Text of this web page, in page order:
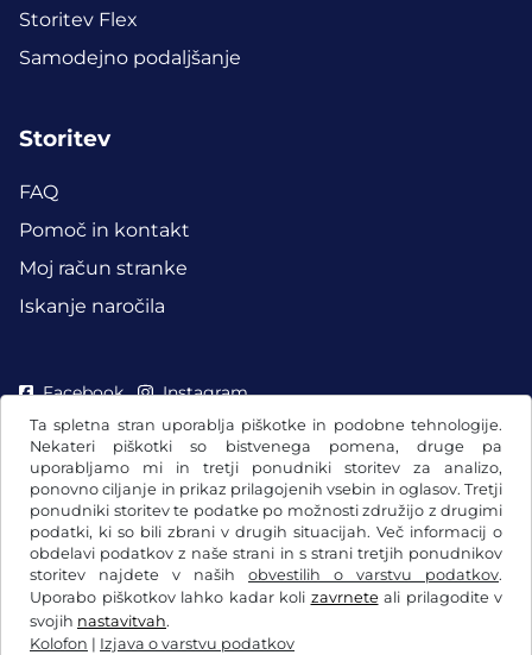
Ta spletna stran uporablja piškotke in podobne tehnologije.
Nekateri piškotki so bistvenega pomena, druge pa
uporabljamo mi in tretji ponudniki storitev za analizo,
ponovno ciljanje in prikaz prilagojenih vsebin in oglasov. Tretji
ponudniki storitev te podatke po možnosti združijo z drugimi
podatki, ki so bili zbrani v drugih situacijah. Več informacij o
obdelavi podatkov z naše strani in s strani tretjih ponudnikov
storitev najdete v naših obvestilih o varstvu podatkov.
Uporabo piškotkov lahko kadar koli zavrneteali prilagodite v
svojih nastavitvah.
Kolofon | Izjava o varstvu podatkov
Storitev Flex
Samodejno podaljšanje
Storitev
FAQ
Pomoč in kontakt
Moj račun stranke
Iskanje naročila
Facebook Instagram
Splošni pogoji poslovanja/preklicna pravica